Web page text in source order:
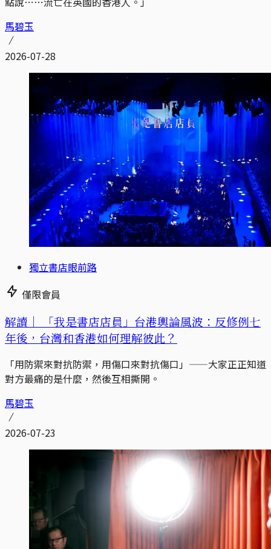
馬碧玉
2026-07-28
獨立書店眼前路
僅限會員
解讀｜
「我是書店店員」台港輿論風波：反修例七
年後，台灣和香港如何理解彼此？
「用防禦來對抗防禦，用傷口來對抗傷口」——大家正正知道
對方最痛的是什麼，然後互相撕開。
馬碧玉
2026-07-23